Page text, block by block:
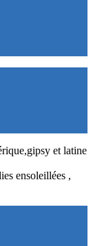
et latine
ensoleillées ,